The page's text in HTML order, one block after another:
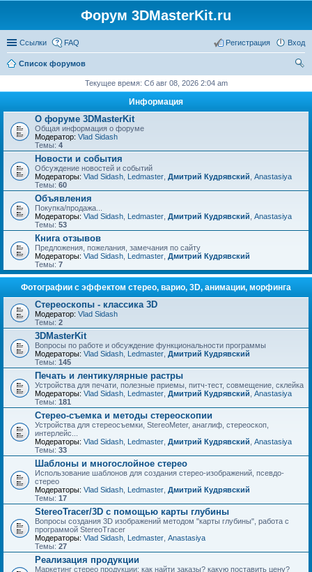
Форум 3DMasterKit.ru
Ссылки FAQ Вход
Регистрация
Список форумов
Текущее время: Сб авг 08, 2026 2:04 am
Информация
О форуме 3DMasterKit
Общая информация о форуме
Модератор: Vlad Sidash
Темы: 4
Новости и события
Обсуждение новостей и событий
Модераторы: Vlad Sidash Ledmaster Дмитрий Кудрявский Anastasiya
Темы: 60
Объявления
Покупка/продажа...
Модераторы: Vlad Sidash Ledmaster Дмитрий Кудрявский Anastasiya
Темы: 53
Книга отзывов
Предложения, пожелания, замечания по сайту
Модераторы: Vlad Sidash Ledmaster Дмитрий Кудрявский
Темы: 7
Фотографии с эффектом стерео, варио, 3D, анимации, морфинга
Стереоскопы - классика 3D
Модератор: Vlad Sidash
Темы: 2
3DMasterKit
Вопросы по работе и обсуждение функциональности программы
Модераторы: Vlad Sidash Ledmaster Дмитрий Кудрявский
Темы: 145
Печать и лентикулярные растры
Устройства для печати, полезные приемы, питч-тест, совмещение, склейка
Модераторы: Vlad Sidash Ledmaster Дмитрий Кудрявский Anastasiya
Темы: 181
Стерео-съемка и методы стереоскопии
Устройства для стереосъемки, StereoMeter, анаглиф, стереоскоп,
интерлейс...
Модераторы: Vlad Sidash Ledmaster Дмитрий Кудрявский Anastasiya
Темы: 33
Шаблоны и многослойное стерео
Использование шаблонов для создания стерео-изображений, псевдо-
стерео
Модераторы: Vlad Sidash Ledmaster Дмитрий Кудрявский
Темы: 17
StereoTracer/3D с помощью карты глубины
Вопросы создания 3D изображений методом "карты глубины", работа с
программой StereoTracer
Модераторы: Vlad Sidash Ledmaster Anastasiya
Темы: 27
Реализация продукции
Маркетинг стерео продукции: как найти заказы? какую поставить цену?